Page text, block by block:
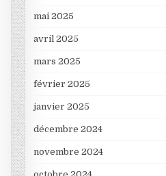
mai 2025
avril 2025
mars 2025
février 2025
janvier 2025
décembre 2024
novembre 2024